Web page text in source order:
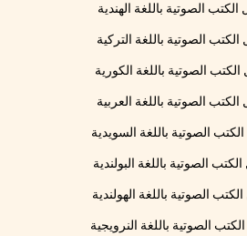
الصوتية باللغة الهندية
الصوتية باللغة التركية
الصوتية باللغة الكورية
الصوتية باللغة العربية
الصوتية باللغة السويدية
الصوتية باللغة البولندية
الصوتية باللغة الهولندية
الصوتية باللغة النرويجية